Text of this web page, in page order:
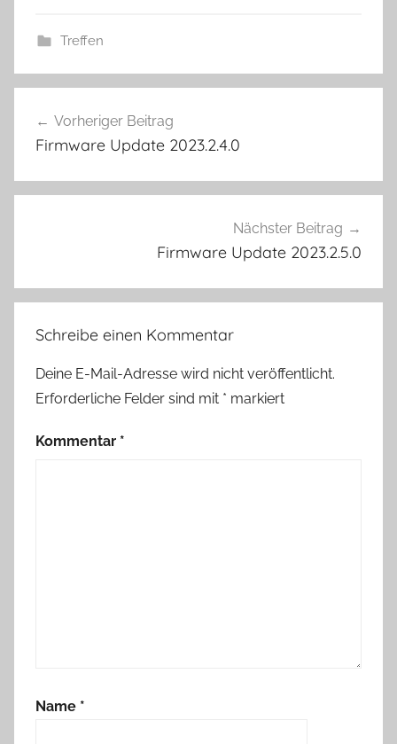
Treffen
Vorheriger Beitrag
Firmware Update 2023.2.4.0
Nächster Beitrag
Firmware Update 2023.2.5.0
Schreibe einen Kommentar
Deine E-Mail-Adresse wird nicht veröffentlicht.
Erforderliche Felder sind mit * markiert
Kommentar *
Name *